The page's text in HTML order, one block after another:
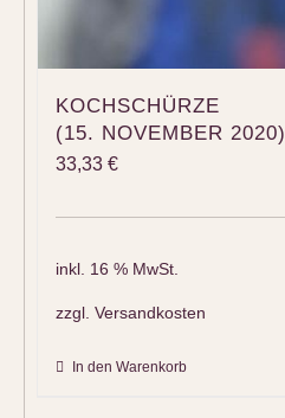
KOCHSCHÜRZE
(15. NOVEMBER 2020)
33,33 €
inkl. 16 % MwSt.
zzgl. Versandkosten
In den Warenkorb